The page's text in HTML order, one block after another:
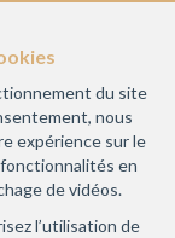
du site
nous
expérience sur le
en
de vidéos.
l’utilisation de